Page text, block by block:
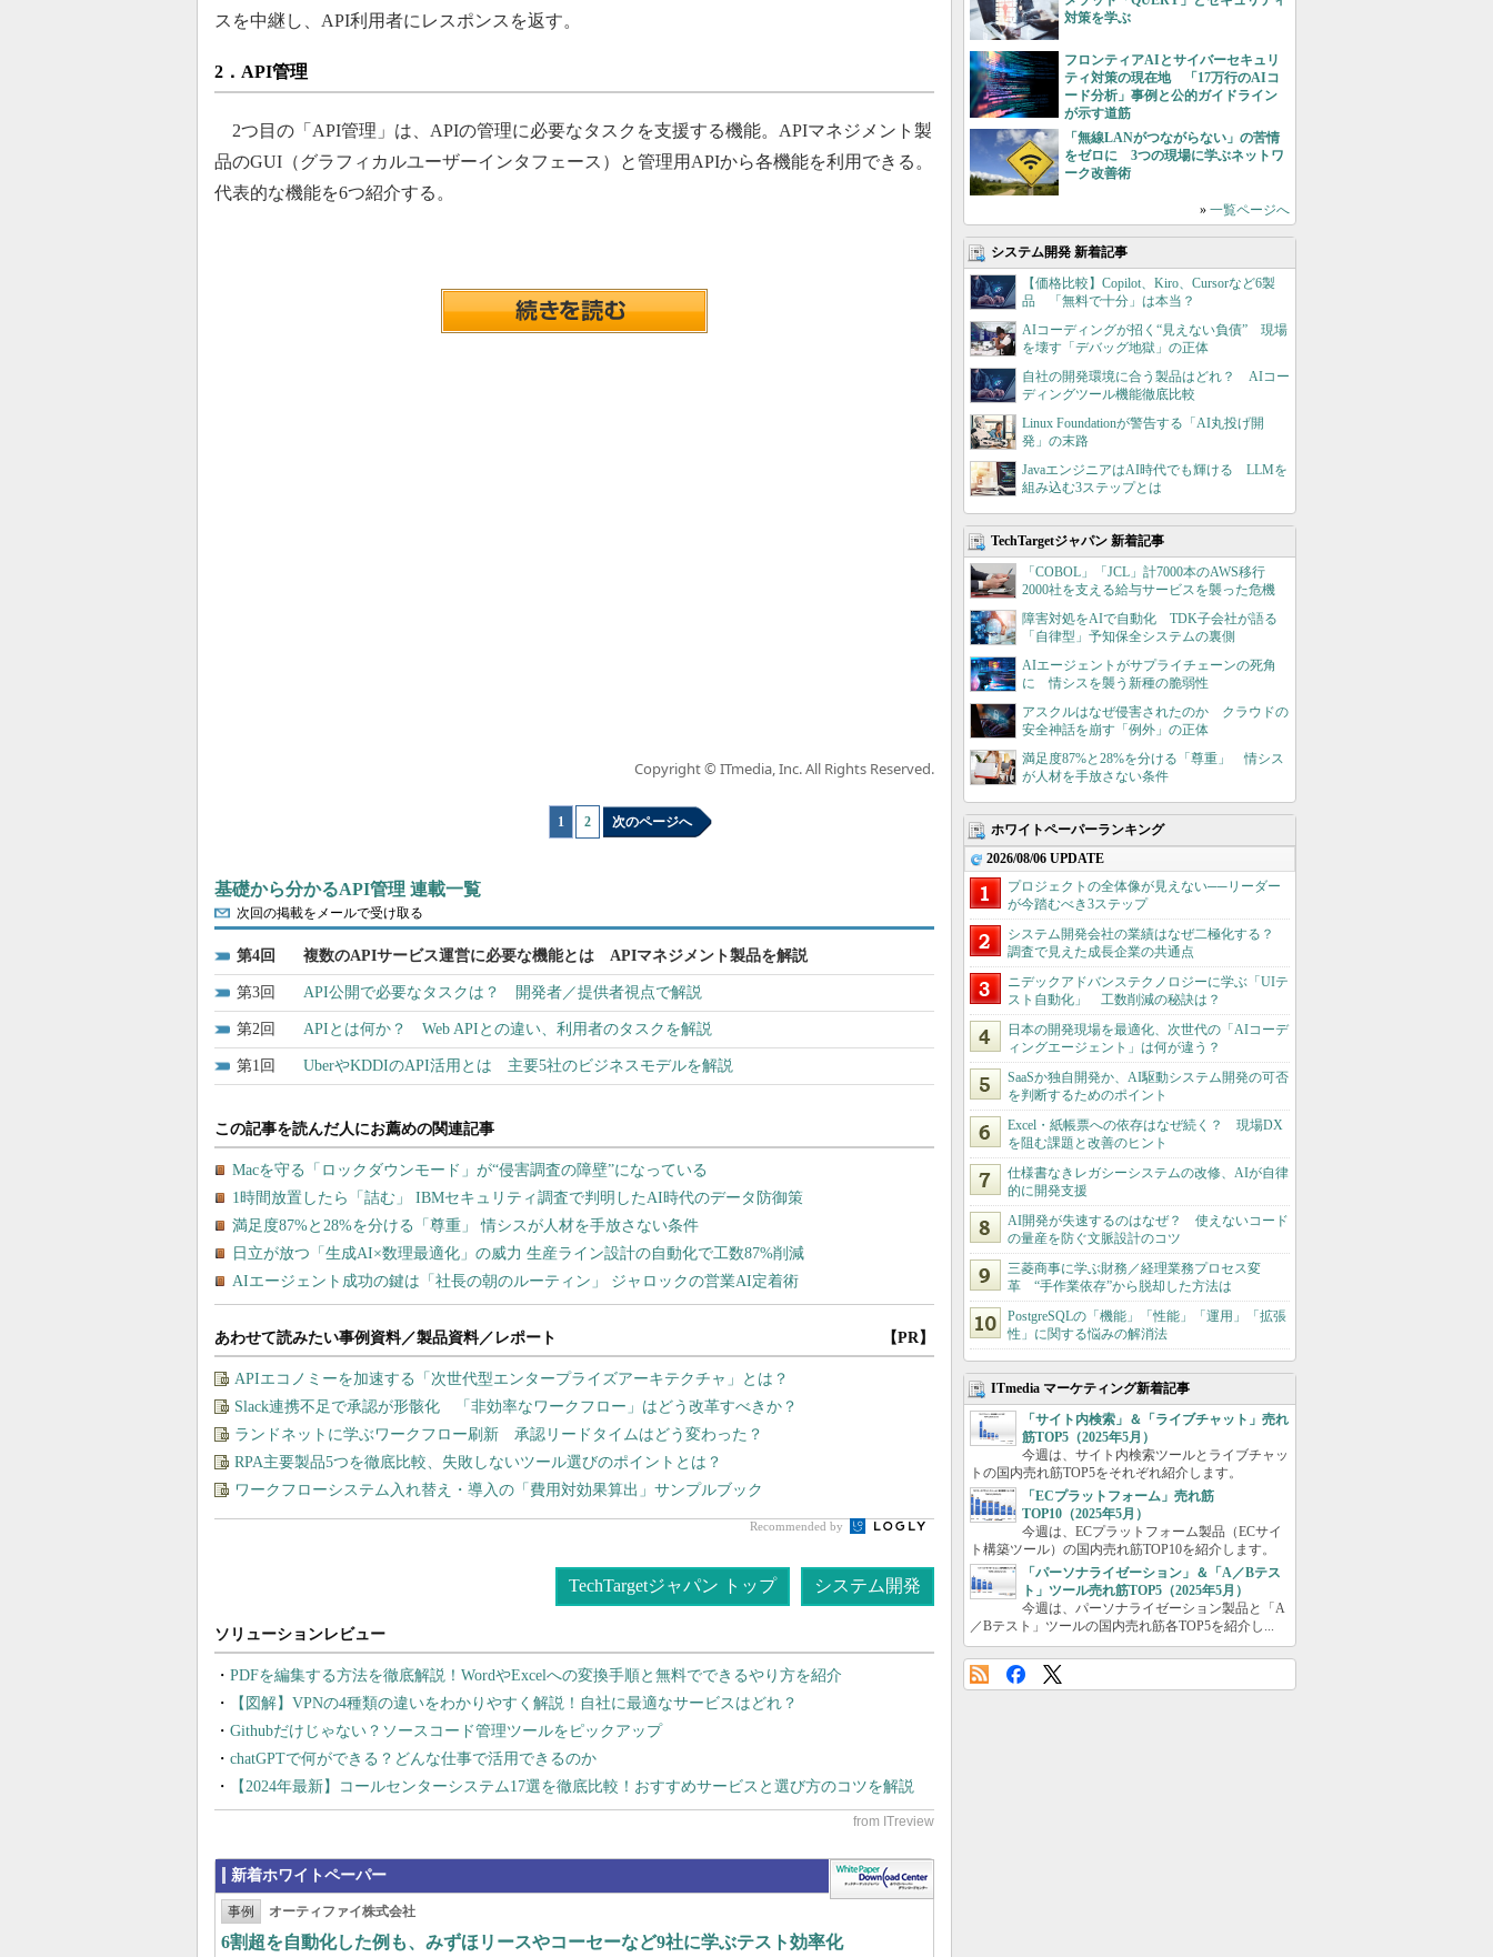
スを中継し、API利用者にレスポンスを返す。
2．API管理
2つ目の「API管理」は、APIの管理に必要なタスクを支援する機能。APIマネジメント製
品のGUI（グラフィカルユーザーインタフェース）と管理用APIから各機能を利用できる。
代表的な機能を6つ紹介する。
Copyright © ITmedia, Inc. All Rights Reserved.
1 2 次のページへ
基礎から分かるAPI管理 連載一覧
次回の掲載をメールで受け取る
4 複数のAPIサービス運営に必要な機能とは APIマネジメント製品を解説
3 API公開で必要なタスクは？ 開発者／提供者視点で解説
2 APIとは何か？ Web APIとの違い、利用者のタスクを解説
1 UberやKDDIのAPI活用とは 主要5社のビジネスモデルを解説
あわせて読みたい事例資料／製品資料／レポート 【PR】
APIエコノミーを加速する「次世代型エンタープライズアーキテクチャ」とは？
Slack連携不足で承認が形骸化 「非効率なワークフロー」はどう改革すべきか？
ランドネットに学ぶワークフロー刷新 承認リードタイムはどう変わった？
RPA主要製品5つを徹底比較、失敗しないツール選びのポイントとは？
ワークフローシステム入れ替え・導入の「費用対効果算出」サンプルブック
Recommended by
TechTargetジャパン トップ システム開発
PDFを編集する方法を徹底解説！WordやExcelへの変換手順と無料でできるやり方を紹介
【図解】VPNの4種類の違いをわかりやすく解説！自社に最適なサービスはどれ？
Githubだけじゃない？ソースコード管理ツールをピックアップ
chatGPTで何ができる？どんな仕事で活用できるのか
【2024年最新】コールセンターシステム17選を徹底比較！おすすめサービスと選び方のコツを解説
新着ホワイトペーパー
事例 オーティファイ株式会社
6割超を自動化した例も、みずほリースやコーセーなど9社に学ぶテスト効率化
対策を学ぶ
フロンティアAIとサイバーセキュリ
ティ対策の現在地 「17万行のAIコ
ード分析」事例と公的ガイドライン
が示す道筋
「無線LANがつながらない」の苦情
をゼロに 3つの現場に学ぶネットワ
ーク改善術
» 一覧ページへ
システム開発 新着記事
【価格比較】Copilot、Kiro、Cursorなど6製
品 「無料で十分」は本当？
AIコーディングが招く“見えない負債” 現場
を壊す「デバッグ地獄」の正体
自社の開発環境に合う製品はどれ？ AIコー
ディングツール機能徹底比較
Linux Foundationが警告する「AI丸投げ開
発」の末路
JavaエンジニアはAI時代でも輝ける LLMを
組み込む3ステップとは
TechTargetジャパン 新着記事
「COBOL」「JCL」計7000本のAWS移行
2000社を支える給与サービスを襲った危機
障害対処をAIで自動化 TDK子会社が語る
「自律型」予知保全システムの裏側
AIエージェントがサプライチェーンの死角
に 情シスを襲う新種の脆弱性
アスクルはなぜ侵害されたのか クラウドの
安全神話を崩す「例外」の正体
満足度87%と28%を分ける「尊重」 情シス
が人材を手放さない条件
ホワイトペーパーランキング
2026/08/06 UPDATE
プロジェクトの全体像が見えない──リーダー
が今踏むべき3ステップ
システム開発会社の業績はなぜ二極化する？
調査で見えた成長企業の共通点
ニデックアドバンステクノロジーに学ぶ「UIテ
スト自動化」 工数削減の秘訣は？
日本の開発現場を最適化、次世代の「AIコーデ
ィングエージェント」は何が違う？
SaaSか独自開発か、AI駆動システム開発の可否
を判断するためのポイント
Excel・紙帳票への依存はなぜ続く？ 現場DX
を阻む課題と改善のヒント
仕様書なきレガシーシステムの改修、AIが自律
的に開発支援
AI開発が失速するのはなぜ？ 使えないコード
の量産を防ぐ文脈設計のコツ
三菱商事に学ぶ財務／経理業務プロセス変
革 “手作業依存”から脱却した方法は
PostgreSQLの「機能」「性能」「運用」「拡張
性」に関する悩みの解消法
ITmedia マーケティング新着記事
「サイト内検索」＆「ライブチャット」売れ
筋TOP5（2025年5月）
今週は、サイト内検索ツールとライブチャッ
トの国内売れ筋TOP5をそれぞれ紹介します。
「ECプラットフォーム」売れ筋
TOP10（2025年5月）
今週は、ECプラットフォーム製品（ECサイ
ト構築ツール）の国内売れ筋TOP10を紹介します。
「パーソナライゼーション」＆「A／Bテス
ト」ツール売れ筋TOP5（2025年5月）
今週は、パーソナライゼーション製品と「A
／Bテスト」ツールの国内売れ筋各TOP5を紹介し...